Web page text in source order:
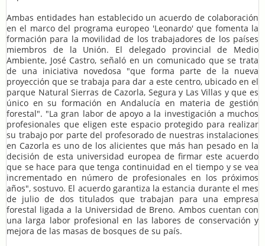
Ambas entidades han establecido un acuerdo de colaboración
en el marco del programa europeo 'Leonardo' que fomenta la
formación para la movilidad de los trabajadores de los países
miembros de la Unión. El delegado provincial de Medio
Ambiente, José Castro, señaló en un comunicado que se trata
de una iniciativa novedosa "que forma parte de la nueva
proyección que se trabaja para dar a este centro, ubicado en el
parque Natural Sierras de Cazorla, Segura y Las Villas y que es
único en su formación en Andalucía en materia de gestión
forestal". "La gran labor de apoyo a la investigación a muchos
profesionales que eligen este espacio protegido para realizar
su trabajo por parte del profesorado de nuestras instalaciones
en Cazorla es uno de los alicientes que más han pesado en la
decisión de esta universidad europea de firmar este acuerdo
que se hace para que tenga continuidad en el tiempo y se vea
incrementado en número de profesionales en los próximos
años", sostuvo. El acuerdo garantiza la estancia durante el mes
de julio de dos titulados que trabajan para una empresa
forestal ligada a la Universidad de Breno. Ambos cuentan con
una larga labor profesional en las labores de conservación y
mejora de las masas de bosques de su país.